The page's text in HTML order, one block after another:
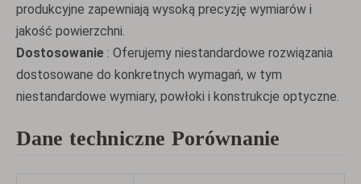
produkcyjne zapewniają wysoką precyzję wymiarów i
jakość powierzchni.
Dostosowanie : Oferujemy niestandardowe rozwiązania
dostosowane do konkretnych wymagań, w tym
niestandardowe wymiary, powłoki i konstrukcje optyczne.
Dane techniczne Porównanie